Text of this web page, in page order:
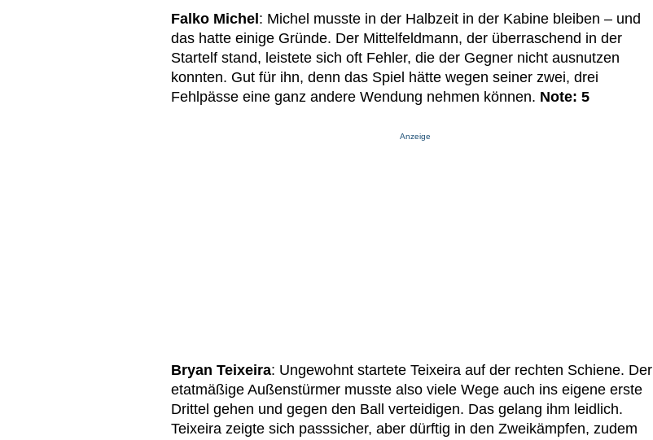
Falko Michel : Michel musste in der Halbzeit in der Kabine bleiben – und
das hatte einige Gründe. Der Mittelfeldmann, der überraschend in der
Startelf stand, leistete sich oft Fehler, die der Gegner nicht ausnutzen
konnten. Gut für ihn, denn das Spiel hätte wegen seiner zwei, drei
Fehlpässe eine ganz andere Wendung nehmen können. Note: 5
Anzeige
Bryan Teixeira: Ungewohnt startete Teixeira auf der rechten Schiene. Der
etatmäßige Außenstürmer musste also viele Wege auch ins eigene erste
Drittel gehen und gegen den Ball verteidigen. Das gelang ihm leidlich.
Teixeira zeigte sich passsicher, aber dürftig in den Zweikämpfen, zudem